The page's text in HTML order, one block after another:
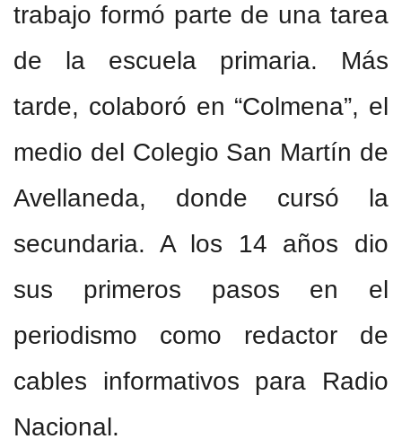
trabajo formó parte de una tarea
de la escuela primaria. Más
tarde, colaboró en “Colmena”, el
medio del Colegio San Martín de
Avellaneda, donde cursó la
secundaria. A los 14 años dio
sus primeros pasos en el
periodismo como redactor de
cables informativos para Radio
Nacional.